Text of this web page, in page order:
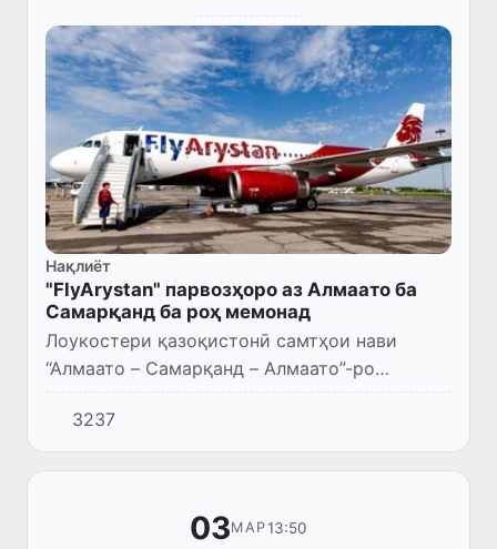
Нақлиёт
"FlyArystan" парвозҳоро аз Алмаато ба
Самарқанд ба роҳ мемонад
Лоукостери қазоқистонӣ самтҳои нави
“Алмаато – Самарқанд – Алмаато”-ро
мекушояд. Парвозҳо аз ҷониби ширкати
ҳавопаймоии "FlyArystan" аз 30 март ҳафтае
ду маротиба - рӯзҳои чорша...
3237
03МАР13:50